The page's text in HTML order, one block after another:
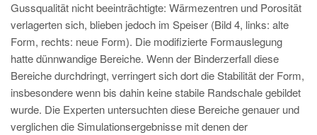
Gussqualität nicht beeinträchtigte: Wärmezentren und Porosität
verlagerten sich, blieben jedoch im Speiser (Bild 4, links: alte
Form, rechts: neue Form). Die modifizierte Formauslegung
hatte dünnwandige Bereiche. Wenn der Binderzerfall diese
Bereiche durchdringt, verringert sich dort die Stabilität der Form,
insbesondere wenn bis dahin keine stabile Randschale gebildet
wurde. Die Experten untersuchten diese Bereiche genauer und
verglichen die Simulationsergebnisse mit denen der